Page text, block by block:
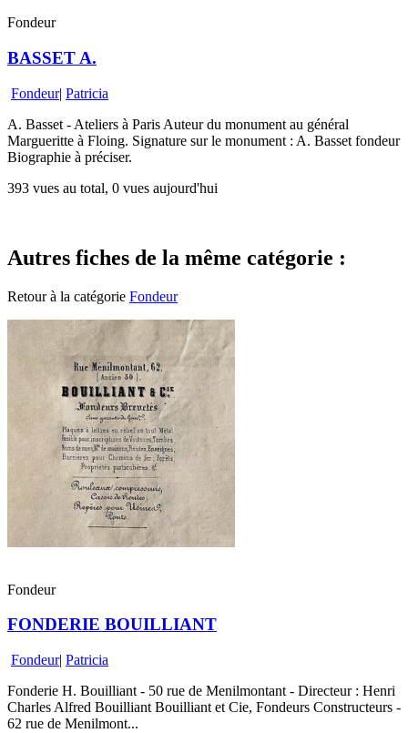
Fondeur
BASSET A.
Fondeur| Patricia
A. Basset - Ateliers à Paris Auteur du monument au général
Margueritte à Floing. Signature sur le monument : A. Basset fondeur
Biographie à préciser.
393 vues au total, 0 vues aujourd'hui
Autres fiches de la même catégorie :
Retour à la catégorie Fondeur
Fondeur
FONDERIE BOUILLIANT
Fondeur| Patricia
Fonderie H. Bouilliant - 50 rue de Menilmontant - Directeur : Henri
Charles Alfred Bouilliant Bouilliant et Cie, Fondeurs Constructeurs -
62 rue de Menilmont...